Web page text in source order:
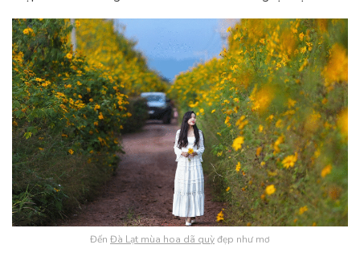
Đến Đà Lạt mùa hoa dã quỳđẹp như mơ